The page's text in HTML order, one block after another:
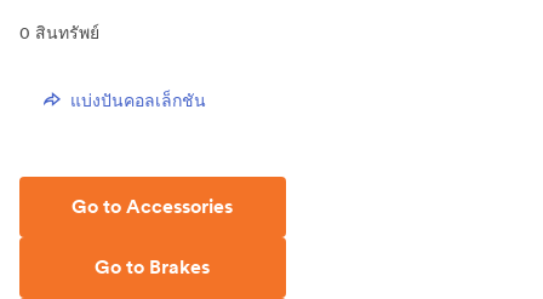
0 สินทรัพย์
แบ่งปันคอลเล็กชัน
Go to Accessories
Go to Brakes